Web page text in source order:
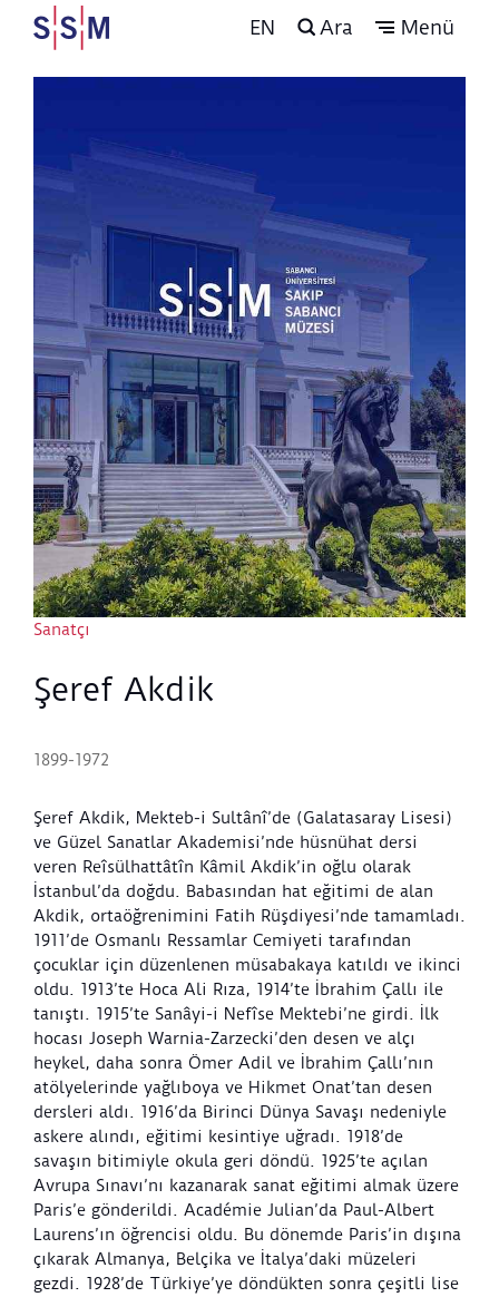
EN Ara Menü
Sanatçı
Şeref Akdik
1899-1972
Şeref Akdik, Mekteb-i Sultânî’de (Galatasaray Lisesi)
ve Güzel Sanatlar Akademisi’nde hüsnühat dersi
veren Reîsülhattâtîn Kâmil Akdik’in oğlu olarak
İstanbul’da doğdu. Babasından hat eğitimi de alan
Akdik, ortaöğrenimini Fatih Rüşdiyesi’nde tamamladı.
1911’de Osmanlı Ressamlar Cemiyeti tarafından
çocuklar için düzenlenen müsabakaya katıldı ve ikinci
oldu. 1913’te Hoca Ali Rıza, 1914’te İbrahim Çallı ile
tanıştı. 1915’te Sanâyi-i Nefîse Mektebi’ne girdi. İlk
hocası Joseph Warnia-Zarzecki’den desen ve alçı
heykel, daha sonra Ömer Adil ve İbrahim Çallı’nın
atölyelerinde yağlıboya ve Hikmet Onat’tan desen
dersleri aldı. 1916’da Birinci Dünya Savaşı nedeniyle
askere alındı, eğitimi kesintiye uğradı. 1918’de
savaşın bitimiyle okula geri döndü. 1925’te açılan
Avrupa Sınavı’nı kazanarak sanat eğitimi almak üzere
Paris’e gönderildi. Académie Julian’da Paul-Albert
Laurens’ın öğrencisi oldu. Bu dönemde Paris’in dışına
çıkarak Almanya, Belçika ve İtalya’daki müzeleri
gezdi. 1928’de Türkiye’ye döndükten sonra çeşitli lise